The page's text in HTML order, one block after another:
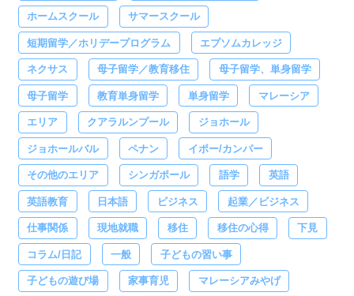
ホームスクール サマースクール
短期留学／ホリデープログラム エプソムカレッジ
ネクサス 母子留学／教育移住 母子留学、単身留学
母子留学 教育単身留学 単身留学 マレーシア
エリア クアラルンプール ジョホール
ジョホールバル ペナン イポー/カンパー
その他のエリア シンガポール 語学 英語
英語教育 日本語 ビジネス 起業／ビジネス
仕事関係 現地就職 移住 移住の心得 下見
コラム/日記 一般 子どもの習い事
子どもの遊び場 家事育児 マレーシアみやげ